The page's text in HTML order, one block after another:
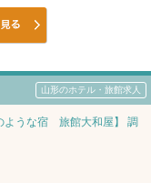
山形のホテル・旅館求人
ような宿 旅館大和屋】 調